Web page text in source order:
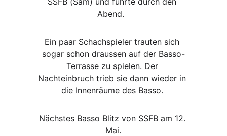
Abend.
Ein paar Schachspieler trauten sich
sogar schon draussen auf der Basso-
Terrasse zu spielen. Der
Nachteinbruch trieb sie dann wieder in
die Innenräume des Basso.
Nächstes Basso Blitz von SSFB am 12.
Mai.